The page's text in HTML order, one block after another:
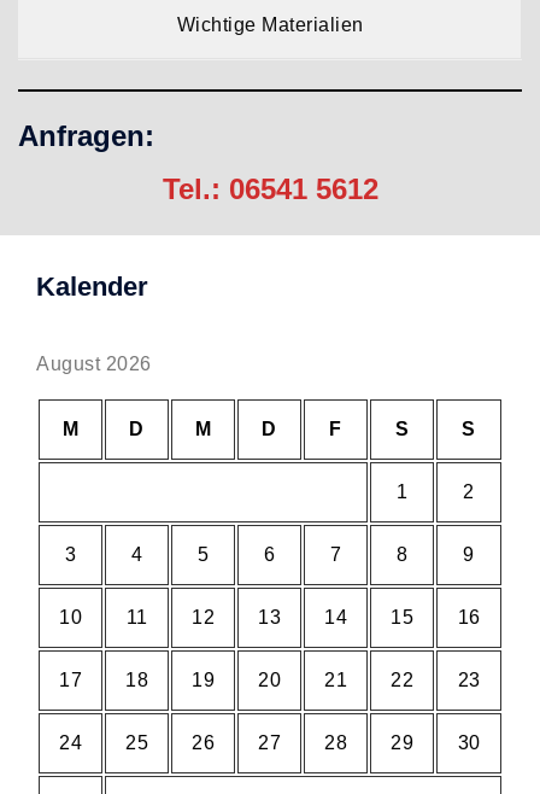
Wichtige Materialien
Anfragen:
Tel.: 06541 5612
Kalender
August 2026
M D M D F S S
1 2
3 4 5 6 7 8 9
10 11 12 13 14 15 16
17 18 19 20 21 22 23
24 25 26 27 28 29 30